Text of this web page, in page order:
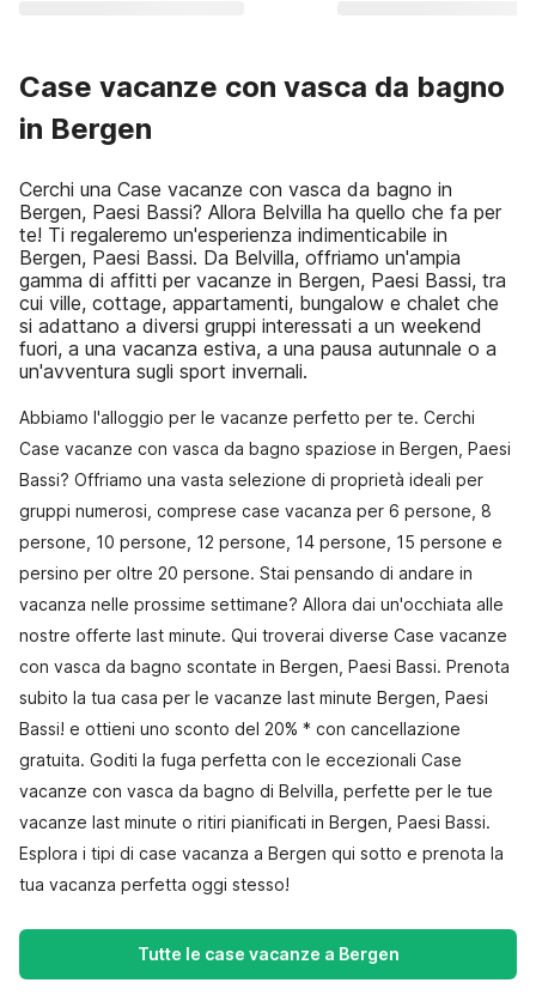
Case vacanze con vasca da bagno
in Bergen
Cerchi una Case vacanze con vasca da bagno in
Bergen, Paesi Bassi? Allora Belvilla ha quello che fa per
te! Ti regaleremo un'esperienza indimenticabile in
Bergen, Paesi Bassi. Da Belvilla, offriamo un'ampia
gamma di affitti per vacanze in Bergen, Paesi Bassi, tra
cui ville, cottage, appartamenti, bungalow e chalet che
si adattano a diversi gruppi interessati a un weekend
fuori, a una vacanza estiva, a una pausa autunnale o a
un'avventura sugli sport invernali.
Abbiamo l'alloggio per le vacanze perfetto per te. Cerchi
Case vacanze con vasca da bagno spaziose in Bergen, Paesi
Bassi? Offriamo una vasta selezione di proprietà ideali per
gruppi numerosi, comprese case vacanza per 6 persone, 8
persone, 10 persone, 12 persone, 14 persone, 15 persone e
persino per oltre 20 persone. Stai pensando di andare in
vacanza nelle prossime settimane? Allora dai un'occhiata alle
nostre offerte last minute. Qui troverai diverse Case vacanze
con vasca da bagno scontate in Bergen, Paesi Bassi. Prenota
subito la tua casa per le vacanze last minute Bergen, Paesi
Bassi! e ottieni uno sconto del 20% * con cancellazione
gratuita. Goditi la fuga perfetta con le eccezionali Case
vacanze con vasca da bagno di Belvilla, perfette per le tue
vacanze last minute o ritiri pianificati in Bergen, Paesi Bassi.
Esplora i tipi di case vacanza a Bergen qui sotto e prenota la
tua vacanza perfetta oggi stesso!
Tutte le case vacanze a Bergen